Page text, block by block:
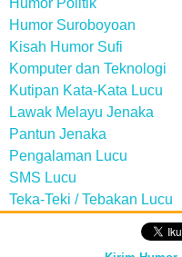
Humor Politik
Humor Suroboyoan
Kisah Humor Sufi
Komputer dan Teknologi
Kutipan Kata-Kata Lucu
Lawak Melayu Jenaka
Pantun Jenaka
Pengalaman Lucu
SMS Lucu
Teka-Teki / Tebakan Lucu